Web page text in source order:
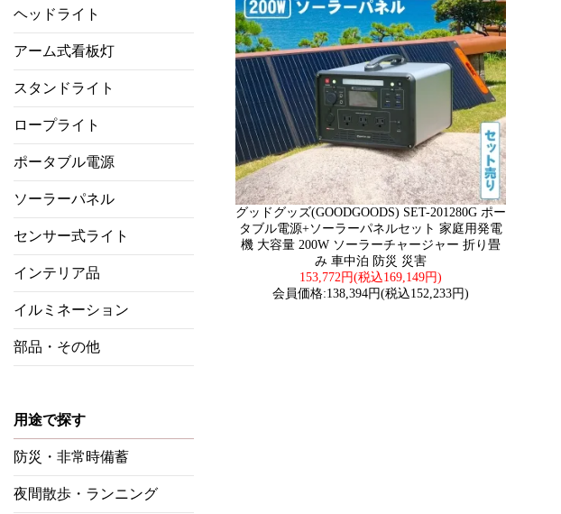
ヘッドライト
アーム式看板灯
スタンドライト
ロープライト
ポータブル電源
ソーラーパネル
センサー式ライト
インテリア品
イルミネーション
部品・その他
用途で探す
防災・非常時備蓄
夜間散歩・ランニング
グッドグッズ(GOODGOODS) SET-201280G ポー
タブル電源+ソーラーパネルセット 家庭用発電
機 大容量 200W ソーラーチャージャー 折り畳
み 車中泊 防災 災害
153,772円(税込169,149円)
会員価格:138,394円(税込152,233円)